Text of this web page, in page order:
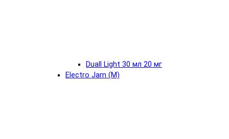
Duall Light 30 мл 20 мг
Electro Jam (М)